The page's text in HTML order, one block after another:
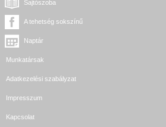
Sajtószoba
A tehetség sokszínű
Naptár
Munkatársak
Adatkezelési szabályzat
Impresszum
Kapcsolat